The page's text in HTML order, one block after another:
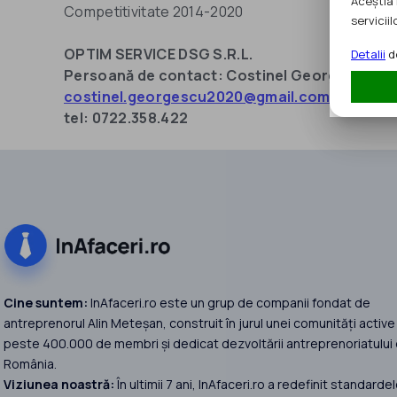
Competitivitate 2014-2020
OPTIM SERVICE DSG S.R.L.
Persoană de contact: Costinel Georgescu
costinel.georgescu2020@gmail.com
tel: 0722.358.422
Cine suntem: InAfaceri.ro este un grup de companii fondat de
antreprenorul Alin Meteșan, construit în jurul unei comunități
peste 400.000 de membri și dedicat dezvoltării antreprenoriatului
România.
Viziunea noastră:În ultimii 7 ani, InAfaceri.ro a redefinit
Detalii